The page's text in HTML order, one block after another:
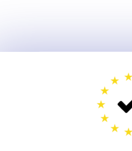
Η ΚΑΤΑΝΟΜΗ ΤΩΝ
ΚΑΝΟΝΙΚΗ ΚΑΤΑΝΟΜΗ
ΜΕ ΤΗ ΧΡΗΣΗ ΤΗΣ